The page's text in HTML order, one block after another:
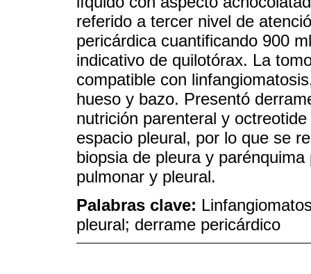
referido a tercer nivel de
pericárdica cuantificando 900
indicativo de quilotórax. La
compatible con
hueso y bazo. Presentó
nutrición parenteral y
espacio pleural, por lo que se
biopsia de pleura y
pulmonar y pleural.
Palabras clave:
pleural; derrame pericárdico